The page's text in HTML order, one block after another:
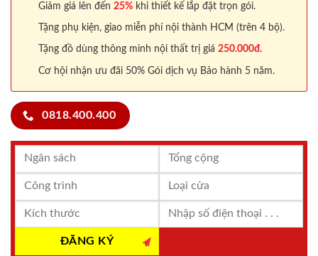
Giảm giá lên đến 25% khi thiết kế lắp đặt trọn gói.
Tặng phụ kiện, giao miễn phí nội thành HCM (trên 4 bộ).
Tặng đồ dùng thông minh nội thất trị giá 250.000đ.
Cơ hội nhận ưu đãi 50% Gói dịch vụ Bảo hành 5 năm.
0818.400.400